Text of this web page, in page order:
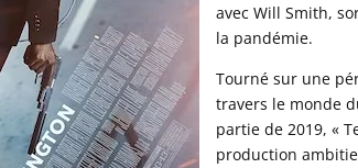
avec Will Smith,
la pandémie.
Tourné sur une
travers le monde
partie de 2019, «
production